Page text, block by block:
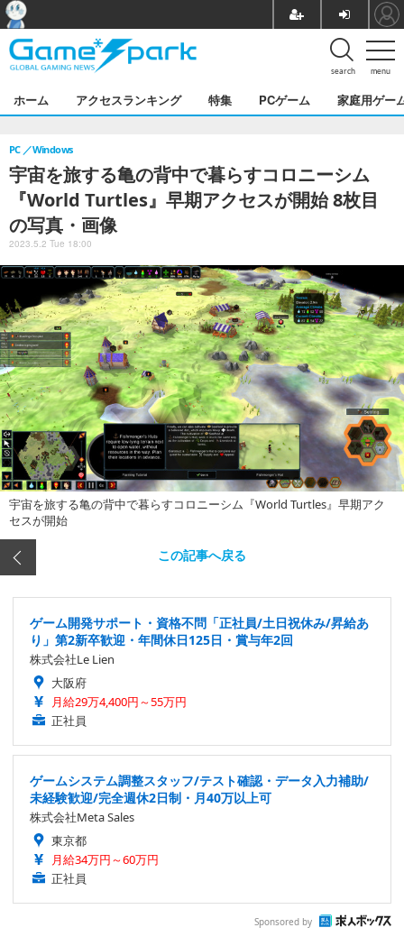
menu
search
ホーム アクセスランキング 特集 PCゲーム 家庭用ゲー
宇宙を旅する亀の背中で暮らすコロニーシム
『World Turtles』早期アクセスが開始 8枚目
の写真・画像
PC Windows
2023.5.2 Tue 18:00
宇宙を旅する亀の背中で暮らすコロニーシム『World Turtles』早期アク
セスが開始
この記事へ戻る
ゲーム開発サポート・資格不問「正社員/土日祝休み/昇給あ
り」第2新卒歓迎・年間休日125日・賞与年2回
株式会社Le Lien
大阪府
月給29万4,400円～55万円
正社員
ゲームシステム調整スタッフ/テスト確認・データ入力補助/
未経験歓迎/完全週休2日制・月40万以上可
株式会社Meta Sales
東京都
月給34万円～60万円
正社員
Sponsored by